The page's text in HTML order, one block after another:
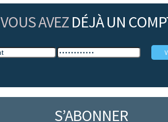
VOUS AVEZ DÉJÀ UN
S’ABONNER